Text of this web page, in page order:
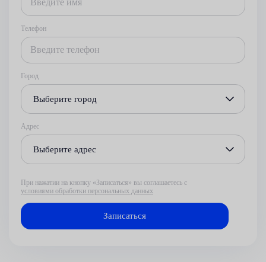
Телефон
Город
Выберите город
Адрес
Выберите адрес
При нажатии на кнопку «Записаться» вы соглашаетесь с
условиями обработки персональных данных